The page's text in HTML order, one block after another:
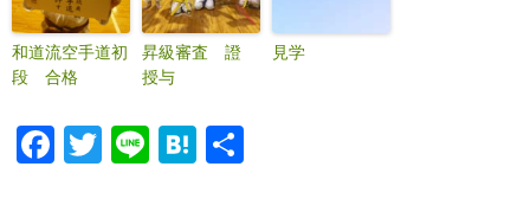
和道流空手道初
段 合格
昇級審査 證
授与
見学
F
T
Li H